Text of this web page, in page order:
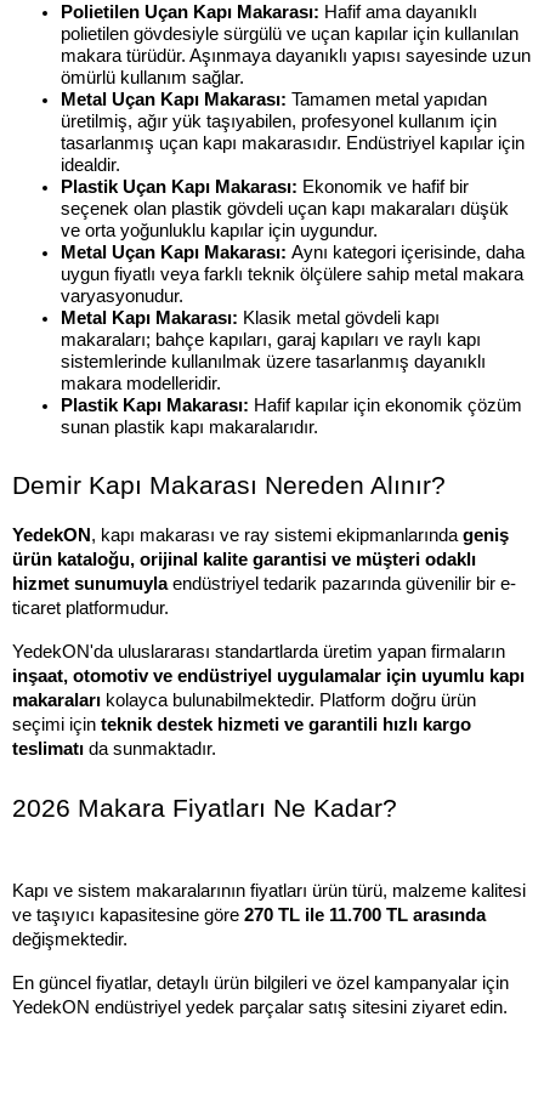
Polietilen Uçan Kapı Makarası: Hafif ama dayanıklı
polietilen gövdesiyle sürgülü ve uçan kapılar için kullanılan
makara türüdür. Aşınmaya dayanıklı yapısı sayesinde uzun
ömürlü kullanım sağlar.
Metal Uçan Kapı Makarası: Tamamen metal yapıdan
üretilmiş, ağır yük taşıyabilen, profesyonel kullanım için
tasarlanmış uçan kapı makarasıdır. Endüstriyel kapılar için
idealdir.
Plastik Uçan Kapı Makarası: Ekonomik ve hafif bir
seçenek olan plastik gövdeli uçan kapı makaraları düşük
ve orta yoğunluklu kapılar için uygundur.
Metal Uçan Kapı Makarası: Aynı kategori içerisinde, daha
uygun fiyatlı veya farklı teknik ölçülere sahip metal makara
varyasyonudur.
Metal Kapı Makarası: Klasik metal gövdeli kapı
makaraları; bahçe kapıları, garaj kapıları ve raylı kapı
sistemlerinde kullanılmak üzere tasarlanmış dayanıklı
makara modelleridir.
Plastik Kapı Makarası: Hafif kapılar için ekonomik çözüm
sunan plastik kapı makaralarıdır.
Demir Kapı Makarası Nereden Alınır?
YedekON, kapı makarası ve ray sistemi ekipmanlarında geniş
ürün kataloğu, orijinal kalite garantisi ve müşteri odaklı
hizmet sunumuyla endüstriyel tedarik pazarında güvenilir bir e-
ticaret platformudur.
inşaat, otomotiv ve endüstriyel uygulamalar için uyumlu kapı
makaraları kolayca bulunabilmektedir. Platform doğru ürün
seçimi için teknik destek hizmeti ve garantili hızlı kargo
teslimatı da sunmaktadır.
2026 Makara Fiyatları Ne Kadar?
Kapı ve sistem makaralarının fiyatları ürün türü, malzeme kalitesi
ve taşıyıcı kapasitesine göre 270 TL ile 11.700 TL arasında
değişmektedir.
En güncel fiyatlar, detaylı ürün bilgileri ve özel kampanyalar için
YedekON endüstriyel yedek parçalar satış sitesini ziyaret edin.